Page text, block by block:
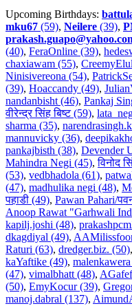
Upcoming Birthdays:
mku67 (59), Neilere (39),
(40), FeraOnline (39),
chaxiawam (55),
Ninisivereona (54),
(39), Hoaccandy (49),
nandanbisht (46), Pankaj
वीरेन्द्र सिंह बिष्ट (59),
sharma (35),
mannuvicky (36),
pankajbisth (38), Devender
Mahindra Negi (45),विनोद
(53), vedbhadola (61),
(47), madhulika negi (48),
पहाडी (49), Pawan Pahari/
Anoop Rawat "Garhwali
kapilj.joshi (48),
dkagdiyal (49),
Raturi (63), dredger.biz. (50),
kaYaftike (49),
(47), vimalbhatt (48),
(50), EmyKocur (39),
manoj.dabral (137),